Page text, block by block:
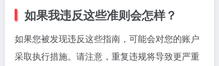
如果我违反这些准则会怎样？
如果您被发现违反这些指南，可能会对您的账户
采取执行措施。请注意，重复违规将导致更严重